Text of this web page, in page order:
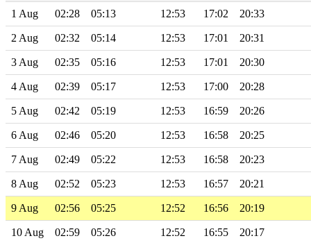
1 Aug 02:28 05:13 12:53 17:02 20:33
2 Aug 02:32 05:14 12:53 17:01 20:31
3 Aug 02:35 05:16 12:53 17:01 20:30
4 Aug 02:39 05:17 12:53 17:00 20:28
5 Aug 02:42 05:19 12:53 16:59 20:26
6 Aug 02:46 05:20 12:53 16:58 20:25
7 Aug 02:49 05:22 12:53 16:58 20:23
8 Aug 02:52 05:23 12:53 16:57 20:21
9 Aug 02:56 05:25 12:52 16:56 20:19
10 Aug 02:59 05:26 12:52 16:55 20:17